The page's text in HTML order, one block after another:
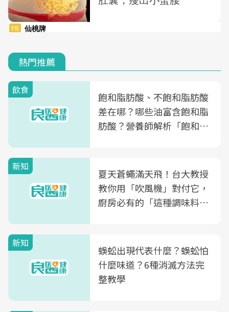
熱門推薦
飲食
飽和脂肪酸、不飽和脂肪酸
差在哪？哪些油富含飽和脂
肪酸？營養師解析「飽和脂
新知
夏天蒼蠅滿天飛！台大教授
教你用「吹風機」對付它，
廚房必有的「這種調味料」
新知
蜈蚣出現代表什麼？蜈蚣怕
什麼味道？6種消滅方法完
整教學